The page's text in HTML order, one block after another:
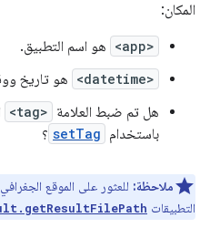
المكان:
<app> هو اسم التطبيق.
<datetime> هو تاريخ
هل تم ضبط العلامة <tag>
باستخدام setTag ؟
ملاحظة: للعثور على الموقع
التطبيقات